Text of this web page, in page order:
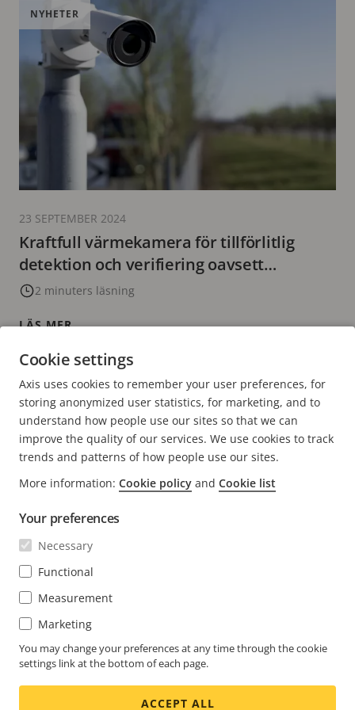
Kraftfull värmekamera för tillförlitlig
detektion och verifiering oavsett
siktförhållanden
2 minuters läsning
NYHETER
23 SEPTEMBER 2024
LÄS MER
NUVARANDE
SIDA
1 PAGE
2 PAGE
3
NÄSTA
SIDA
>
Cookie settings
Axis uses cookies to remember your user preferences, for
storing anonymized user statistics, for marketing, and to
understand how people use our sites so that we can
improve the quality of our services. We use cookies to track
trends and patterns of how people use our sites.
More information: Cookie policy and Cookie list
Your preferences
Necessary
Functional
Measurement
Marketing
You may change your preferences at any time through the cookie
settings link at the bottom of each page.
ACCEPT ALL